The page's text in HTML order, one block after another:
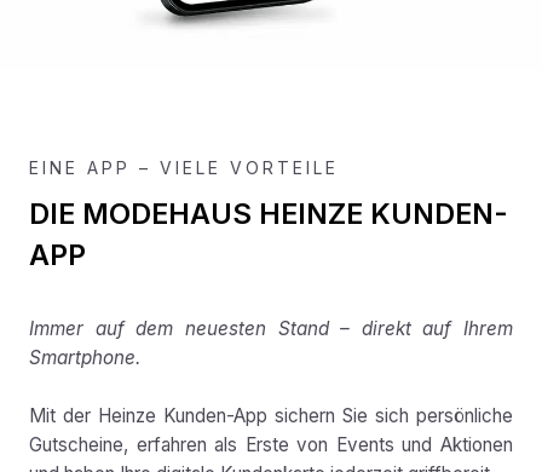
EINE APP – VIELE VORTEILE
DIE MODEHAUS HEINZE KUNDEN-
APP
Immer auf dem neuesten Stand – direkt auf Ihrem
Smartphone.
Mit der Heinze Kunden-App sichern Sie sich persönliche
Gutscheine, erfahren als Erste von Events und Aktionen